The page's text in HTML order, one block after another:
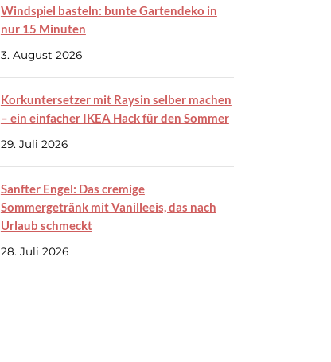
Windspiel basteln: bunte Gartendeko in
nur 15 Minuten
3. August 2026
Korkuntersetzer mit Raysin selber machen
– ein einfacher IKEA Hack für den Sommer
29. Juli 2026
Sanfter Engel: Das cremige
Sommergetränk mit Vanilleeis, das nach
Urlaub schmeckt
28. Juli 2026